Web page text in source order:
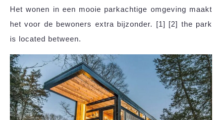
Het wonen in een mooie parkachtige omgeving maakt
het voor de bewoners extra bijzonder. [1] [2] the park
is located between.